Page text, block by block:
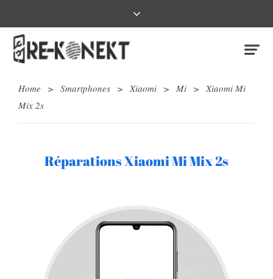
Home > Smartphones > Xiaomi > Mi > Xiaomi Mi
Mix 2s
Réparations Xiaomi Mi Mix 2s